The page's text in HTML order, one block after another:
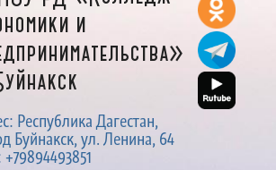
и
Республика Дагестан,
Буйнакск, ул. Ленина, 64
+79894493851